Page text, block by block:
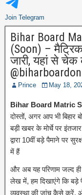
Join Telegram
Bihar Board
(Soon) –
जारी, यहां से चेक
Prince May 18,
Bihar Board Matric
दोस्तों, अगर आप भी बिहार
बड़ी खबर के मोर्चे पर इंतजार
द्वारा 10वीं बड़े पैमाने पर
में हैं
और अब यह परिणाम जल्द
लेख में, हम दिखाएंगे कि बड़े
व्यवस्था की जांच कैसे करें,